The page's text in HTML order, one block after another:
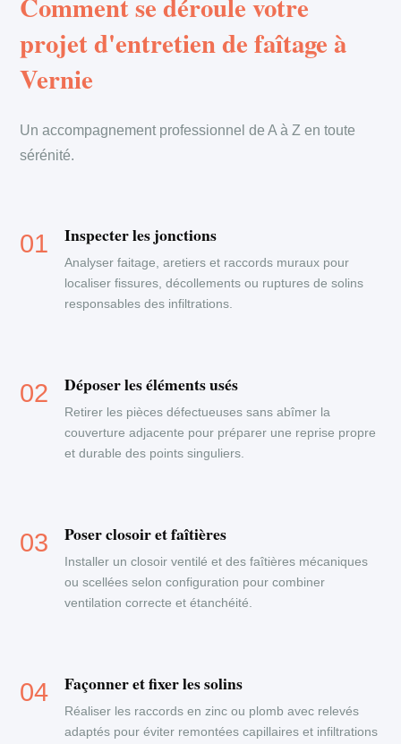
projet d'entretien de faîtage à
Vernie
Un accompagnement professionnel de A à Z en toute
sérénité.
Inspecter les jonctions
Analyser faitage, aretiers et raccords muraux pour
localiser fissures, décollements ou ruptures de solins
responsables des infiltrations.
Déposer les éléments usés
Retirer les pièces défectueuses sans abîmer la
couverture adjacente pour préparer une reprise propre
et durable des points singuliers.
Poser closoir et faîtières
Installer un closoir ventilé et des faîtières mécaniques
ou scellées selon configuration pour combiner
ventilation correcte et étanchéité.
Façonner et fixer les solins
Réaliser les raccords en zinc ou plomb avec relevés
adaptés pour éviter remontées capillaires et infiltrations